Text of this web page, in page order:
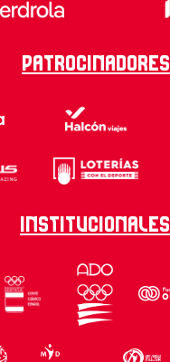
Patrocinadores
Institucionales